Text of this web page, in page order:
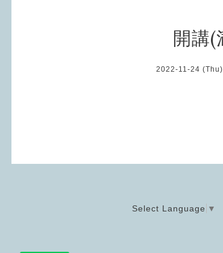
開講(
2022-11-24
Select Language ▼